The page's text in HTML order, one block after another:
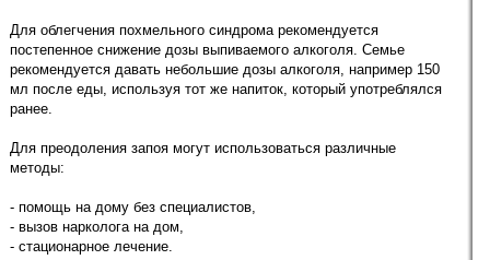
Для облегчения похмельного синдрома рекомендуется
постепенное снижение дозы выпиваемого алкоголя. Семье
рекомендуется давать небольшие дозы алкоголя, например 150
мл после еды, используя тот же напиток, который употреблялся
ранее.
Для преодоления запоя могут использоваться различные
методы:
- помощь на дому без специалистов,
- вызов нарколога на дом,
- стационарное лечение.